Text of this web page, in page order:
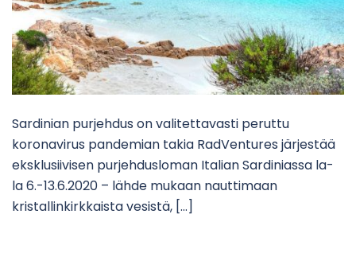
Sardinian purjehdus on valitettavasti peruttu
koronavirus pandemian takia RadVentures järjestää
eksklusiivisen purjehdusloman Italian Sardiniassa la-
la 6.-13.6.2020 – lähde mukaan nauttimaan
kristallinkirkkaista vesistä, […]